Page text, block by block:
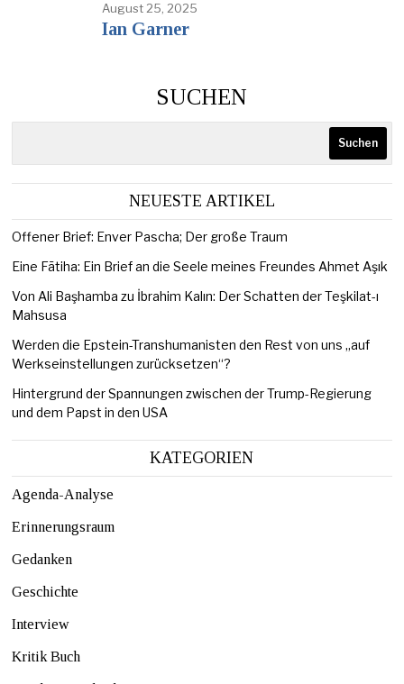
August 25, 2025
Ian Garner
SUCHEN
Suchen
NEUESTE ARTIKEL
Offener Brief: Enver Pascha; Der große Traum
Eine Fātiha: Ein Brief an die Seele meines Freundes Ahmet Aşık
Von Ali Başhamba zu İbrahim Kalın: Der Schatten der Teşkilat-ı
Mahsusa
Werden die Epstein-Transhumanisten den Rest von uns „auf
Werkseinstellungen zurücksetzen“?
Hintergrund der Spannungen zwischen der Trump-Regierung
und dem Papst in den USA
KATEGORIEN
Agenda-Analyse
Erinnerungsraum
Gedanken
Geschichte
Interview
Kritik Buch